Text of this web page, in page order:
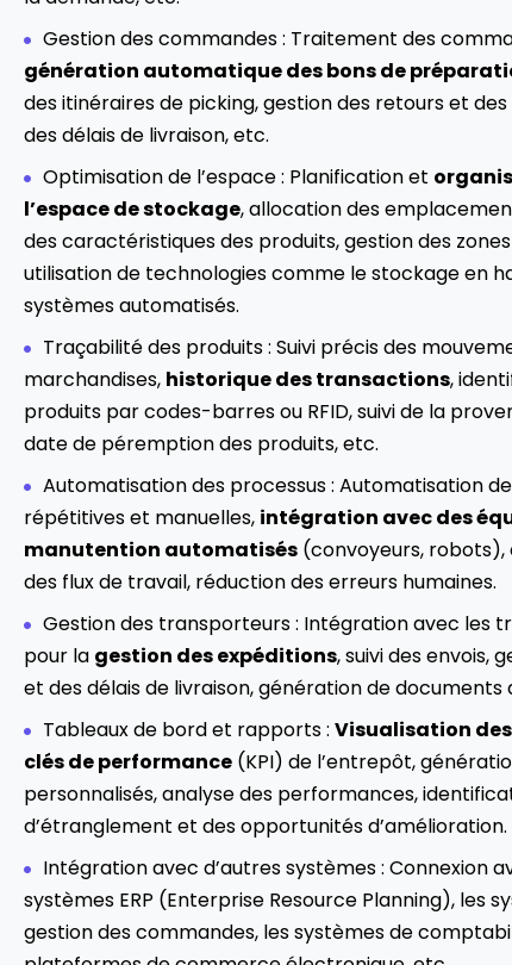
Gestion des commandes : Traitement des
génération automatique des bons de
des itinéraires de picking, gestion des retours et des
des délais de livraison, etc.
Optimisation de l’espace : Planification et
l’espace de stockage, allocation des
des caractéristiques des produits, gestion des
utilisation de technologies comme le stockage en
systèmes automatisés.
Traçabilité des produits : Suivi précis des
marchandises, historique des transactions,
produits par codes-barres ou RFID, suivi de la
date de péremption des produits, etc.
Automatisation des processus : Automatisation
répétitives et manuelles, intégration avec des
manutention automatisés (convoyeurs,
des flux de travail, réduction des erreurs humaines.
Gestion des transporteurs : Intégration avec les
pour la gestion des expéditions, suivi des envois,
et des délais de livraison, génération de documents
Tableaux de bord et rapports : Visualisation
clés de performance (KPI) de l’entrepôt,
personnalisés, analyse des performances,
d’étranglement et des opportunités d’amélioration.
Intégration avec d’autres systèmes : Connexion
systèmes ERP (Enterprise Resource Planning), les
gestion des commandes, les systèmes de